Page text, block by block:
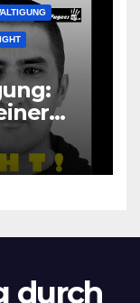
diese
durch